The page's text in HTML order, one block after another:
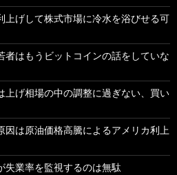
上げして株式市場に冷水を浴びせる可
者はもうビットコインの話をしていな
上げ相場の中の調整に過ぎない、買い
因は原油価格高騰によるアメリカ利上
失業率を監視するのは無駄